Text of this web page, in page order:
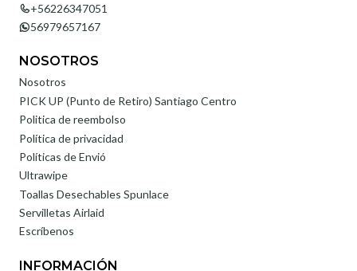
+56226347051
56979657167
NOSOTROS
Nosotros
PICK UP (Punto de Retiro) Santiago Centro
Politica de reembolso
Política de privacidad
Políticas de Envió
Ultrawipe
Toallas Desechables Spunlace
Servilletas Airlaid
Escríbenos
INFORMACIÓN